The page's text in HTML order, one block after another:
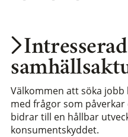
Välkommen att söka jobb
med frågor som
bidrar till en hållbar
konsumentskyddet.